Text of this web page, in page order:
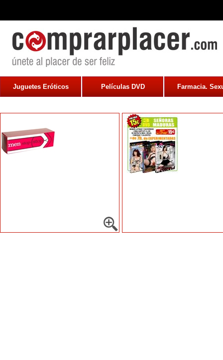
Juguetes Eróticos Películas DVD Farmacia.